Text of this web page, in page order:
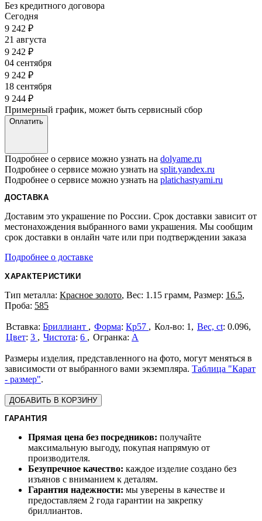
Без кредитного договора
Сегодня
9 242 ₽
21 августа
9 242 ₽
04 сентября
9 242 ₽
18 сентября
9 244 ₽
Примерный график, может быть сервисный сбор
Оплатить
Подробнее о сервисе можно узнать на dolyame.ru
Подробнее о сервисе можно узнать на split.yandex.ru
Подробнее о сервисе можно узнать на platichastyami.ru
ДОСТАВКА
Доставим это украшение по России. Срок доставки зависит от
местонахождения выбранного вами украшения. Мы сообщим
срок доставки в онлайн чате или при подтверждении заказа
Подробнее о доставке
ХАРАКТЕРИСТИКИ
Тип металла: Красное золото, Вес: 1.15 грамм, Размер: 16.5,
Проба: 585
Бриллиант Форма: Кр57 1 Вес, ct: 0.096
Цвет: 3 Чистота: 6 А
Размеры изделия, представленного на фото, могут меняться в
зависимости от выбранного вами экземпляра. Таблица "Карат
- размер".
ДОБАВИТЬ В КОРЗИНУ
ГАРАНТИЯ
Прямая цена без посредников: получайте
максимальную выгоду, покупая напрямую от
производителя.
Безупречное качество: каждое изделие создано без
изъянов с вниманием к деталям.
Гарантия надежности: мы уверены в качестве и
предоставляем 2 года гарантии на закрепку
бриллиантов.